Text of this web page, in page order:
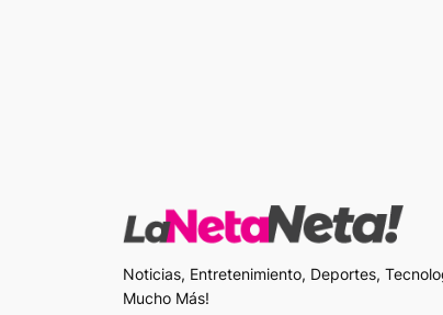
Noticias, Entretenimiento, Deportes,
Mucho Más!